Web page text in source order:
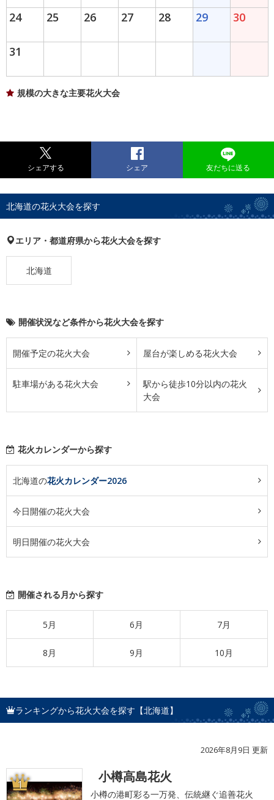
24 25 26 27 28 29 30
31
規模の大きな主要花火大会
シェアする シェア 友だちに送る
北海道の花火大会を探す
エリア・都道府県から花火大会を探す
北海道
開催状況など条件から花火大会を探す
開催予定の花火大会 屋台が楽しめる花火大会
駐車場がある花火大会
駅から徒歩10分以内の花火
大会
花火カレンダーから探す
北海道の花火カレンダー2026
今日開催の花火大会
明日開催の花火大会
開催される月から探す
5月 6月 7月
8月 9月 10月
ランキングから花火大会を探す【北海道】
2026年8月9日 更新
1 小樽高島花火
小樽の港町彩る一万発、伝統継ぐ追善花火